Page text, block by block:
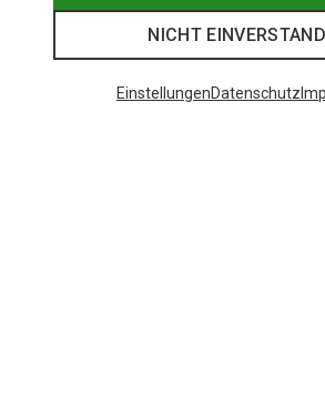
NICHT
EinstellungenDatenschutz